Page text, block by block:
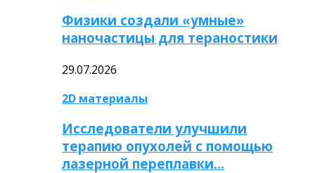
Физики создали «умные»
наночастицы для тераностики
29.07.2026
2D материалы
Исследователи улучшили
терапию опухолей с помощью
лазерной переплавки…